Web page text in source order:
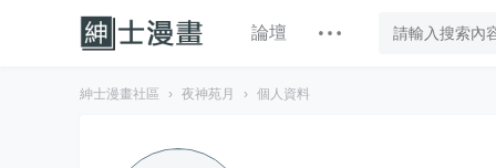
論壇
紳士漫畫社區 › 夜神苑月 › 個人資料